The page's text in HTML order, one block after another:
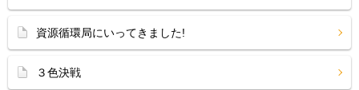
資源循環局にいってきました!
３色決戦